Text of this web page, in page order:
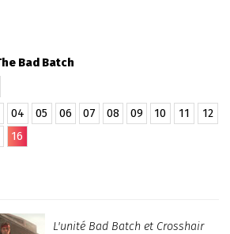
Bad Batch
04 05 06 07 08 09 10 11
12
16
L'unité Bad Batch et Crosshair